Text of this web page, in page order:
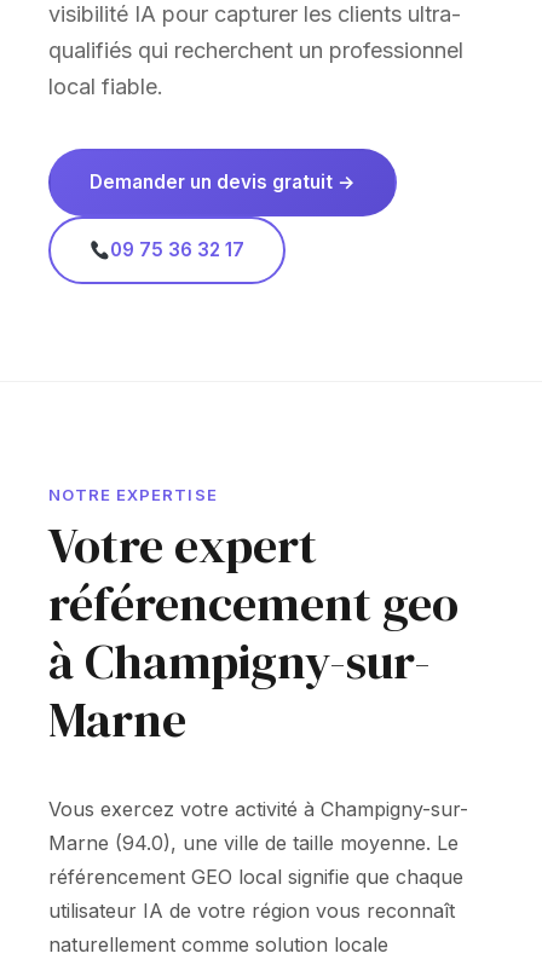
visibilité IA pour capturer les clients ultra-
qualifiés qui recherchent un professionnel
local fiable.
Demander un devis gratuit →
09 75 36 32 17
NOTRE EXPERTISE
Votre expert
référencement geo
à Champigny-sur-
Marne
Vous exercez votre activité à Champigny-sur-
Marne (94.0), une ville de taille moyenne. Le
référencement GEO local signifie que chaque
utilisateur IA de votre région vous reconnaît
naturellement comme solution locale